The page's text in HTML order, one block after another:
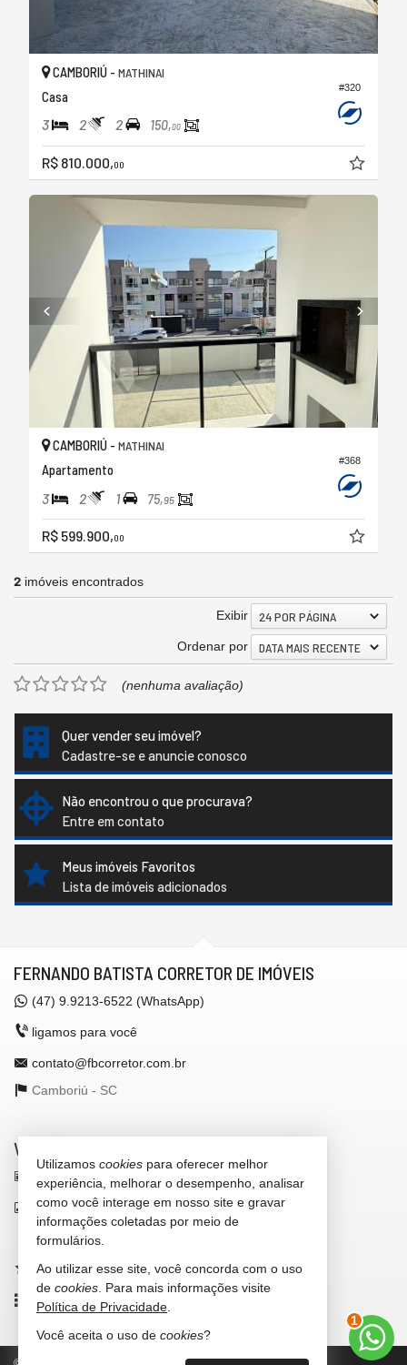
#320
CAMBORIÚ - MATHINAI
Casa
3 2 2 150,00
R$ 810.000,00
#368
CAMBORIÚ - MATHINAI
Apartamento
3 2 1 75,95
R$ 599.900,00
2 imóveis encontrados
Exibir 24 POR PÁGINA
Ordenar por DATA MAIS RECENTE
(nenhuma avaliação)
Quer vender seu imóvel?
Cadastre-se e anuncie conosco
Não encontrou o que procurava?
Entre em contato
Meus imóveis Favoritos
Lista de imóveis adicionados
FERNANDO BATISTA CORRETOR DE IMÓVEIS
(47) 9.9213-6522 (WhatsApp)
ligamos para você
contato@fbcorretor.com.br
Camboriú - SC
VEJA MAIS
receba nosso newsletter
indicadores financeiros
cadastre seu imóvel
imóveis favoritos
mapa de imóveis
2
Utilizamos cookies para oferecer melhor
experiência, melhorar o desempenho, analisar
como você interage em nosso site e gravar
informações coletadas por meio de
formulários.
Ao utilizar esse site, você concorda com o uso
de cookies . Para mais informações visite
Política de Privacidade
Você aceita o uso de cookies?